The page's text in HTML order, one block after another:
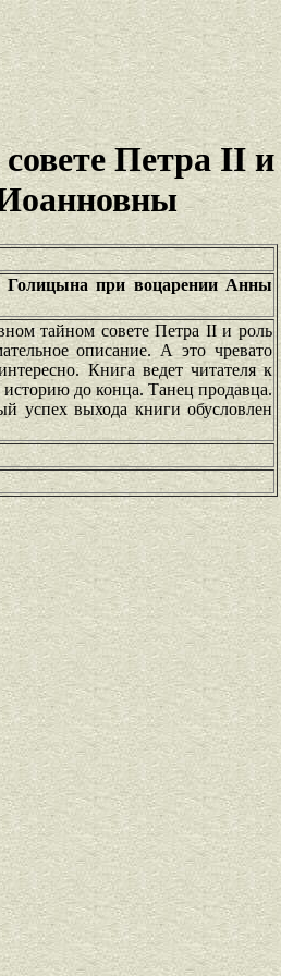
Петра II и
Голицына при воцарении Анны
тайном совете Петра II и роль
описание. А это чревато
Книга ведет читателя к
до конца. Танец продавца.
успех выхода книги обусловлен